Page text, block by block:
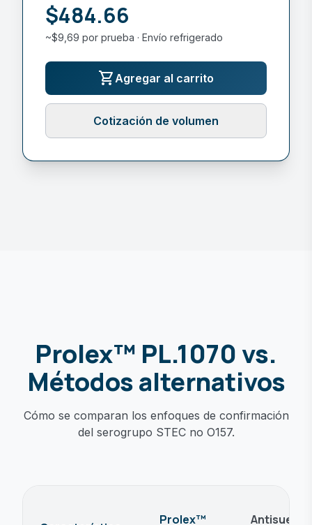
$484.66
~$9,69 por prueba · Envío refrigerado
shopping_cartAgregar al carrito
Cotización de volumen
Prolex™ PL.1070 vs.
Métodos alternativos
Cómo se comparan los enfoques de confirmación
del serogrupo STEC no O157.
Prolex™
Antisueros